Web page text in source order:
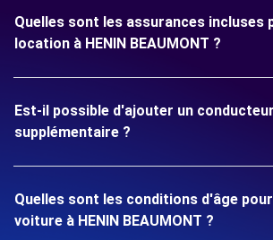
Quelles sont les assurances incluses
location à HENIN BEAUMONT ?
Est-il possible d'ajouter un conducteur
supplémentaire ?
Quelles sont les conditions d'âge
voiture à HENIN BEAUMONT ?